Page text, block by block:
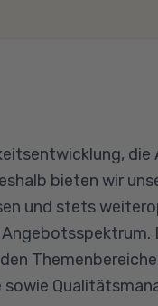
bieten wir
und stets